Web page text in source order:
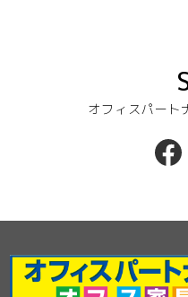
オフィスパート